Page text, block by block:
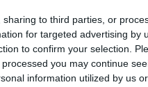
to third parties, or
for targeted advertising by
to confirm your selection.
you may continue
information utilized by us or
szkolnych. Od kilku lat
gotówki w ramach
kwota – 300 zł na
a w tym czasie inflacja nie
badania, „300 plus” nie